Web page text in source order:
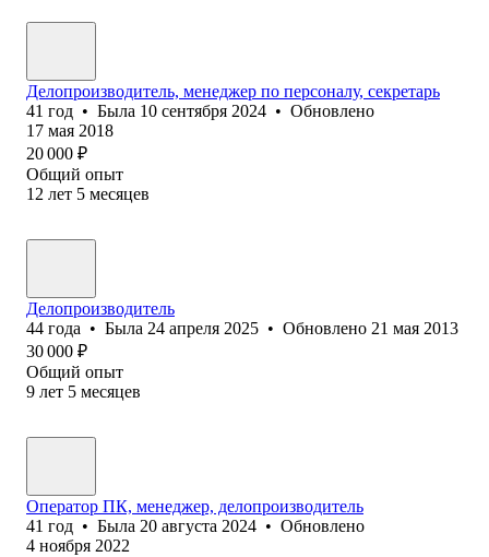
Делопроизводитель, менеджер по персоналу, секретарь
41 год • Была 10 сентября 2024 • Обновлено
17 мая 2018
20 000 ₽
Общий опыт
12 лет 5 месяцев
Делопроизводитель
44 года • Была 24 апреля 2025 • Обновлено 21 мая 2013
30 000 ₽
Общий опыт
9 лет 5 месяцев
Оператор ПК, менеджер, делопроизводитель
41 год • Была 20 августа 2024 • Обновлено
4 ноября 2022